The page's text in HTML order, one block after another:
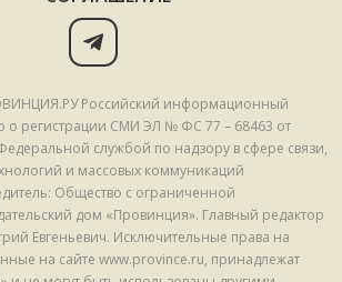
Российский информационный
о регистрации СМИ ЭЛ № ФС 77 – 68463 от
службой по надзору в сфере связи,
и массовых коммуникаций
Общество с ограниченной
дом «Провинция». Главный редактор
Евгеньевич. Исключительные права на
на сайте www.province.ru, принадлежат